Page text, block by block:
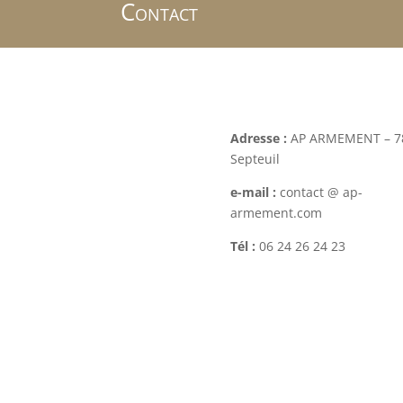
Contact
Adresse : AP ARMEMENT –
Septeuil
e-mail : contact @ ap-
armement.com
Tél : 06 24 26 24 23